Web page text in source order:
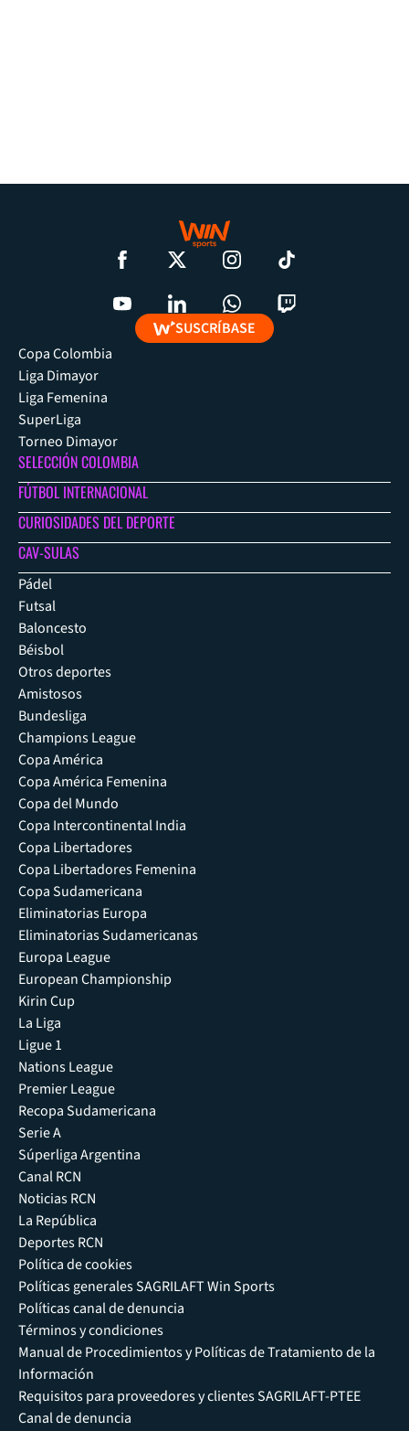
SUSCRÍBASE
Copa Colombia
Liga Dimayor
Liga Femenina
SuperLiga
Torneo Dimayor
SELECCIÓN COLOMBIA
FÚTBOL INTERNACIONAL
CURIOSIDADES DEL DEPORTE
CAV-SULAS
Pádel
Futsal
Baloncesto
Béisbol
Otros deportes
Amistosos
Bundesliga
Champions League
Copa América
Copa América Femenina
Copa del Mundo
Copa Intercontinental India
Copa Libertadores
Copa Libertadores Femenina
Copa Sudamericana
Eliminatorias Europa
Eliminatorias Sudamericanas
Europa League
European Championship
Kirin Cup
La Liga
Ligue 1
Nations League
Premier League
Recopa Sudamericana
Serie A
Súperliga Argentina
Canal RCN
Noticias RCN
La República
Deportes RCN
Política de cookies
Políticas generales SAGRILAFT Win Sports
Políticas canal de denuncia
Términos y condiciones
Manual de Procedimientos y Políticas de Tratamiento de la
Información
Requisitos para proveedores y clientes SAGRILAFT-PTEE
Canal de denuncia